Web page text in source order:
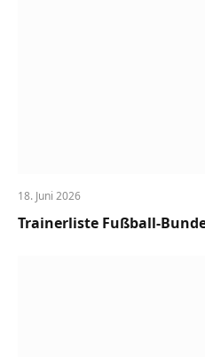
18. Juni 2026
Trainerliste Fußball-